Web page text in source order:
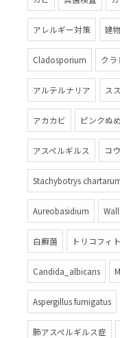
アレルギー対策 建
Cladosporium クラ
アルテルナリア ス
アカカビ ピンクぬ
アスペルギルス コ
Stachybotrys
Aureobasidium
白癬菌 トリコフィ
Candida_albicans
Aspergillus fumigatus
肺アスペルギルス症